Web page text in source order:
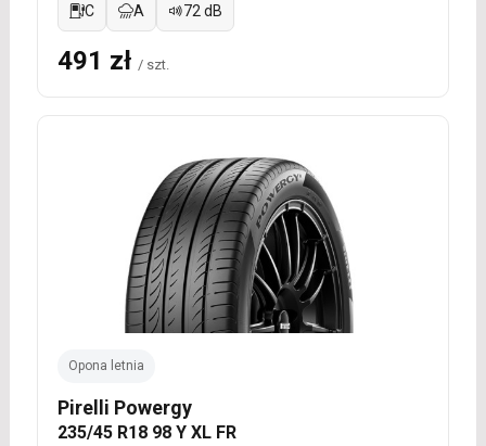
C A 72 dB
491 zł / szt.
Opona letnia
Pirelli Powergy
235/45 R18 98 Y XL FR